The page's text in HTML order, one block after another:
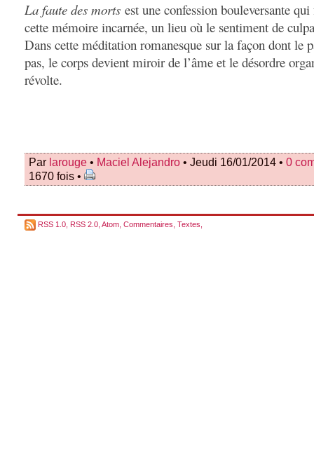
La faute des morts est une confession bouleversante
cette mémoire incarnée, un lieu où le sentiment de
Dans cette méditation romanesque sur la façon dont le
pas, le corps devient miroir de l’âme et le désordre
révolte.
Par larouge • Maciel Alejandro • Jeudi 16/01/2014 • 0
1670 fois •
RSS 1.0 RSS 2.0 Atom Commentaires Textes